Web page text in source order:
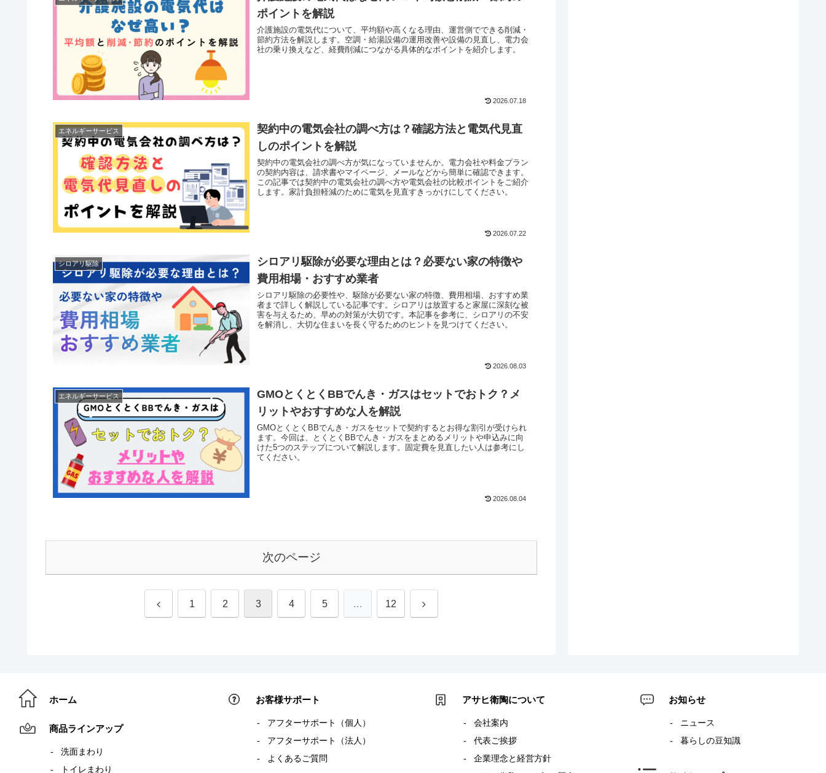
ポイントを解説
介護施設の電気代について、平均額や高くなる理由、運営側でできる削減・
節約方法を解説します。空調・給湯設備の運用改善や設備の見直し、電力会
社の乗り換えなど、経費削減につながる具体的なポイントを紹介します。
2026.07.18
エネルギーサービス
契約中の電気会社の調べ方は？確認方法と電気代見直
しのポイントを解説
契約中の電気会社の調べ方が気になっていませんか。電力会社や料金プラン
の契約内容は、請求書やマイページ、メールなどから簡単に確認できます。
この記事では契約中の電気会社の調べ方や電気会社の比較ポイントをご紹介
します。家計負担軽減のために電気を見直すきっかけにしてください。
2026.07.22
シロアリ駆除
シロアリ駆除が必要な理由とは？必要ない家の特徴や
費用相場・おすすめ業者
シロアリ駆除の必要性や、駆除が必要ない家の特徴、費用相場、おすすめ業
者まで詳しく解説している記事です。シロアリは放置すると家屋に深刻な被
害を与えるため、早めの対策が大切です。本記事を参考に、シロアリの不安
を解消し、大切な住まいを長く守るためのヒントを見つけてください。
2026.08.03
エネルギーサービス
GMOとくとくBBでんき・ガスはセットでおトク？メ
リットやおすすめな人を解説
GMOとくとくBBでんき・ガスをセットで契約するとお得な割引が受けられ
ます。今回は、とくとくBBでんき・ガスをまとめるメリットや申込みに向
けた5つのステップについて解説します。固定費を見直したい人は参考にし
てください。
2026.08.04
次のページ
前 1 2 3 4 5 … 12 次
ホーム
商品ラインアップ
洗面まわり
トイレまわり
お客様サポート
アフターサポート（個人）
アフターサポート（法人）
よくあるご質問
アサヒ衛陶について
会社案内
代表ご挨拶
企業理念と経営方針
お知らせ
ニュース
暮らしの豆知識